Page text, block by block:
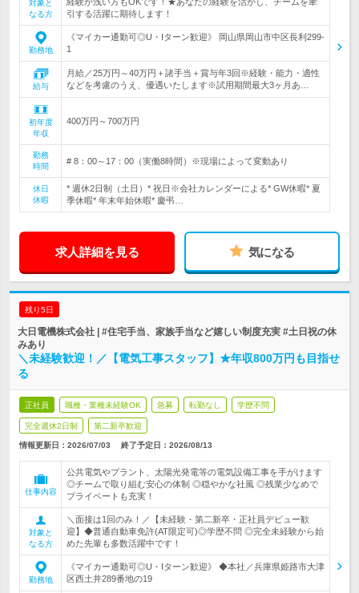
対象と
なる方
引する活躍に期待します！
勤務地
《マイカー通勤可◎U・Iターン歓迎》 岡山県岡山市中区長利299-
1
給与
月給／25万円～40万円＋諸手当＋賞与年3回※経験・能力・適性
などを考慮のうえ、優遇いたします※試用期間最大3ヶ月あ…
初年度
年収
400万円～700万円
勤務
時間
# 8：00～17：00（実働8時間）※現場によって変動あり
休日
休暇
* 週休2日制（土日）* 祝日※会社カレンダーによる* GW休暇* 夏
季休暇* 年末年始休暇* 慶弔…
求人詳細を見る 気になる
残り5日
大日電機株式会社 | #住宅手当、家族手当など嬉しい制度充実 #土日祝の休
みあり
＼未経験歓迎！／【電気工事スタッフ】★年収800万円も目指せ
る
正社員 職種・業種未経験OK 急募 転勤なし 学歴不問
完全週休2日制 第二新卒歓迎
情報更新日：2026/07/03 終了予定日： 2026/08/13
仕事内容
公共電気やプラント、太陽光発電等の電気設備工事を手がけます
◎チームで取り組む安心の体制 ◎穏やかな社風 ◎残業少なめで
プライベートも充実！
対象と
なる方
＼面接は1回のみ！／【未経験・第二新卒・正社員デビュー歓
迎】◆普通自動車免許(AT限定可)◎学歴不問 ◎完全未経験から始
めた先輩も多数活躍中です！
勤務地
《マイカー通勤可◎U・Iターン歓迎》 ◆本社／兵庫県姫路市大津
区西土井289番地の19